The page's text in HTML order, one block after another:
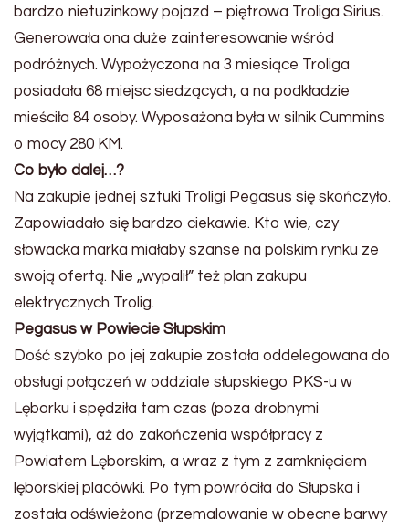
bardzo nietuzinkowy pojazd – piętrowa Troliga Sirius.
Generowała ona duże zainteresowanie wśród
podróżnych. Wypożyczona na 3 miesiące Troliga
posiadała 68 miejsc siedzących, a na podkładzie
mieściła 84 osoby. Wyposażona była w silnik Cummins
o mocy 280 KM.
Co było dalej…?
Na zakupie jednej sztuki Troligi Pegasus się skończyło.
Zapowiadało się bardzo ciekawie. Kto wie, czy
słowacka marka miałaby szanse na polskim rynku ze
swoją ofertą. Nie „wypalił” też plan zakupu
elektrycznych Trolig.
Pegasus w Powiecie Słupskim
Dość szybko po jej zakupie została oddelegowana do
obsługi połączeń w oddziale słupskiego PKS-u w
Lęborku i spędziła tam czas (poza drobnymi
wyjątkami), aż do zakończenia współpracy z
Powiatem Lęborskim, a wraz z tym z zamknięciem
lęborskiej placówki. Po tym powróciła do Słupska i
została odświeżona (przemalowanie w obecne barwy